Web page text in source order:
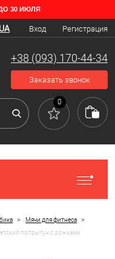
30 ИЮЛЯ
Вход Регистрация
UA
+38 (093) 170-44-34
Заказать звонок
0
> Мячи для фитнеса >
попрыгун с рожками